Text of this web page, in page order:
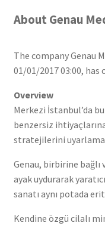
About Genau
The company Genau
01/01/2017 03:00,
Overview
Merkezi İstanbul’da
benzersiz
stratejilerini
Genau, birbirine bağlı
ayak uydurarak
sanatı aynı potada
Kendine özgü cilalı